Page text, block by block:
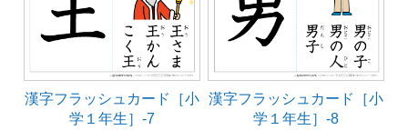
漢字フラッシュカード［小
学１年生］-7
漢字フラッシュカード［小
学１年生］-8